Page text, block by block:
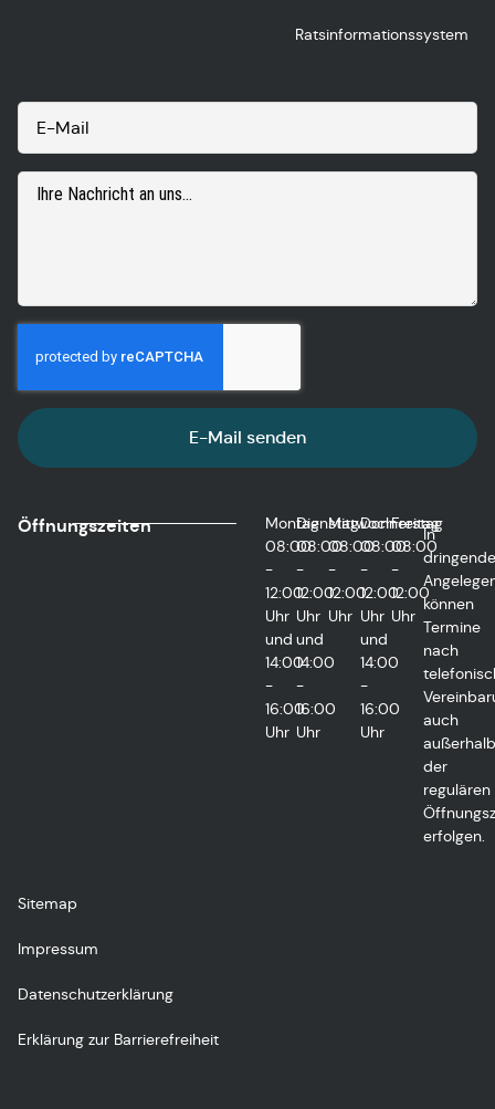
Ratsinformationssystem
E-Mail senden
Öffnungszeiten
Montag
08:00
-
12:00
Uhr
und
14:00
-
16:00
Uhr
Dienstag
08:00
-
12:00
Uhr
und
14:00
-
16:00
Uhr
Mittwoch
08:00
-
12:00
Uhr
Donnerstag
08:00
-
12:00
Uhr
und
14:00
-
16:00
Uhr
Freitag
08:00
-
12:00
Uhr
In
können
Termine
nach
auch
außerhalb
der
regulären
erfolgen.
Sitemap
Impressum
Datenschutzerklärung
Erklärung zur Barrierefreiheit